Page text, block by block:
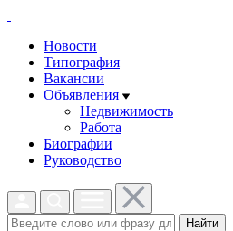
Новости
Типография
Вакансии
Объявления
Недвижимость
Работа
Биографии
Руководство
Найти